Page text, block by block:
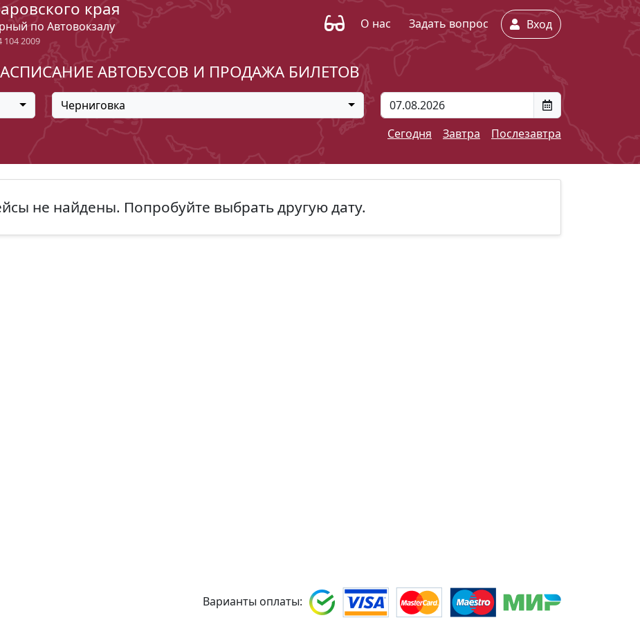
края
по Автовокзалу
104 2009
О нас Задать вопрос Вход
АВТОБУСОВ И ПРОДАЖА БИЛЕТОВ
Черниговка
Сегодня
Завтра Послезавтра
не найдены. Попробуйте выбрать другую дату.
Варианты оплаты: